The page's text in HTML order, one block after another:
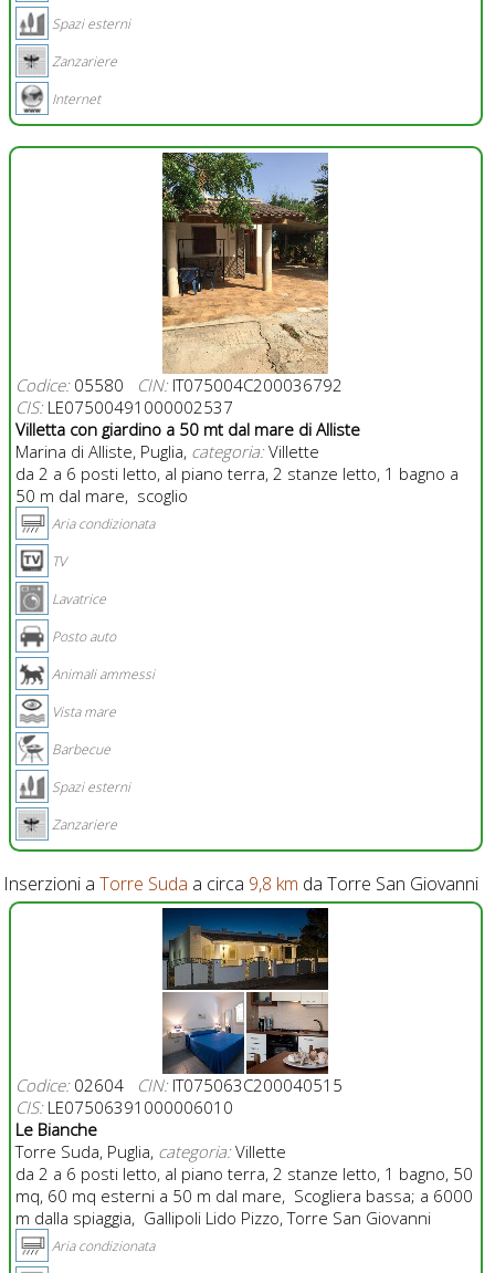
Spazi esterni
Zanzariere
Internet
Codice:05580 CIN:IT075004C200036792
CIS:LE07500491000002537
Villetta con giardino a 50 mt dal mare di Alliste
Marina di Alliste, Puglia, categoria:Villette
da 2 a 6 posti letto, al piano terra, 2 stanze letto, 1 bagno a
50 m dal mare, scoglio
Aria condizionata
TV
Lavatrice
Posto auto
Animali ammessi
Vista mare
Barbecue
Spazi esterni
Zanzariere
Inserzioni a Torre Suda a circa 9,8 km da Torre San Giovanni
Codice:02604 CIN:IT075063C200040515
CIS:LE07506391000006010
Le Bianche
Torre Suda, Puglia, categoria:Villette
da 2 a 6 posti letto, al piano terra, 2 stanze letto, 1 bagno, 50
mq, 60 mq esterni a 50 m dal mare, Scogliera bassa; a 6000
m dalla spiaggia, Gallipoli Lido Pizzo, Torre San Giovanni
Aria condizionata